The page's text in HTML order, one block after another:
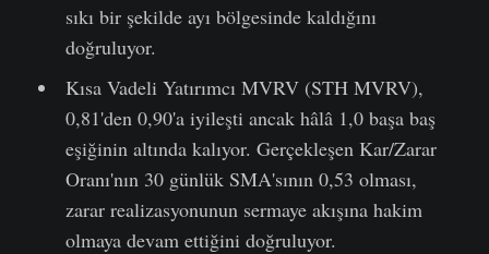
sıkı bir şekilde ayı bölgesinde kaldığını
doğruluyor.
Kısa Vadeli Yatırımcı MVRV (STH MVRV),
0,81'den 0,90'a iyileşti ancak hâlâ 1,0 başa baş
eşiğinin altında kalıyor. Gerçekleşen Kar/Zarar
Oranı'nın 30 günlük SMA'sının 0,53 olması,
zarar realizasyonunun sermaye akışına hakim
olmaya devam ettiğini doğruluyor.